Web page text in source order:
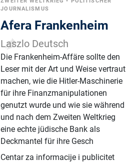
JOURNALISMUS
Afera Frankenheim
Laszlo Deutsch
Die Frankenheim-Affäre sollte den
Leser mit der Art und Weise vertraut
machen, wie die Hitler-Maschinerie
für ihre Finanzmanipulationen
genutzt wurde und wie sie während
und nach dem Zweiten Weltkrieg
eine echte jüdische Bank als
Deckmantel für ihre Gesch
Centar za informacije i publicitet